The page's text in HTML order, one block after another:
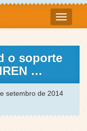
o soporte
…
setembro de 2014